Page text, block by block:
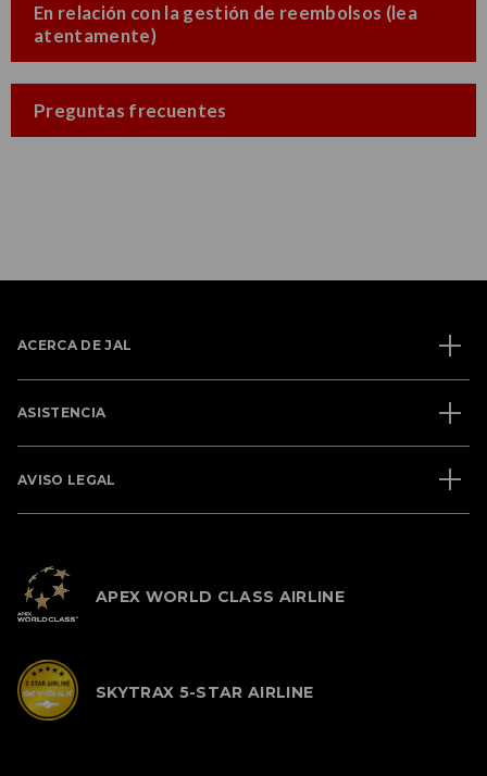
En relación con la gestión de reembolsos (lea
atentamente)
Preguntas frecuentes
ACERCA DE JAL
ASISTENCIA
AVISO LEGAL
APEX WORLD CLASS AIRLINE
SKYTRAX 5-STAR AIRLINE